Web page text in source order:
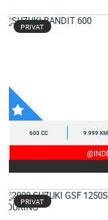
PRIVAT
600 CC 9.999 KM
PRIVAT